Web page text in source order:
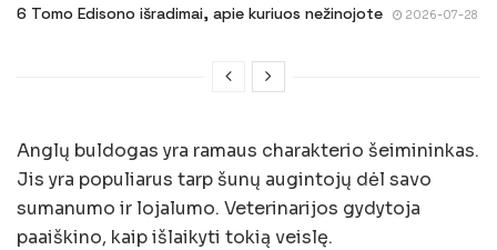
6 Tomo Edisono išradimai, apie kuriuos nežinojote 2026-07-28
Anglų buldogas yra ramaus charakterio šeimininkas.
Jis yra populiarus tarp šunų augintojų dėl savo
sumanumo ir lojalumo. Veterinarijos gydytoja
paaiškino, kaip išlaikyti tokią veislę.